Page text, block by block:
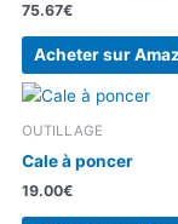
75.67€
Acheter sur
OUTILLAGE
Cale à poncer
19.00€